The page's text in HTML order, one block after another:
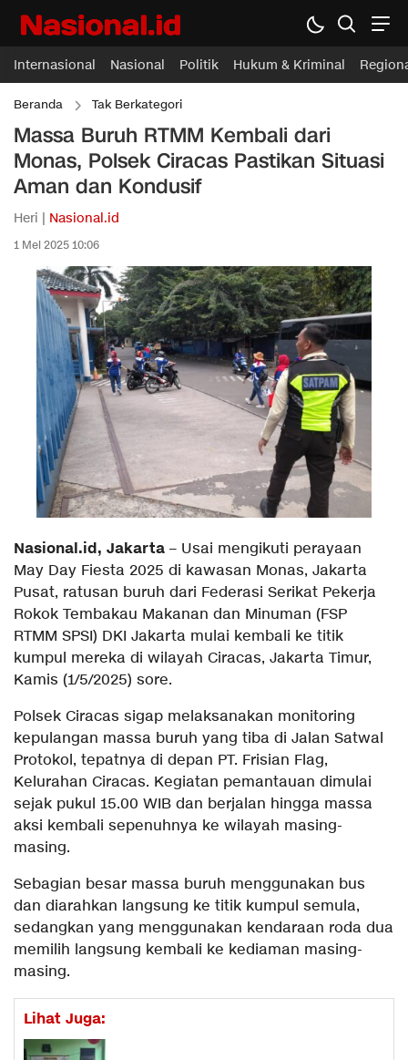
Internasional Nasional Politik Hukum & Kriminal
Beranda Tak Berkategori
Massa Buruh RTMM Kembali dari
Monas, Polsek Ciracas Pastikan Situasi
Aman dan Kondusif
Heri | Nasional.id
1 Mei 2025 10:06
Nasional.id, Jakarta – Usai mengikuti perayaan
May Day Fiesta 2025 di kawasan Monas, Jakarta
Pusat, ratusan buruh dari Federasi Serikat Pekerja
Rokok Tembakau Makanan dan Minuman (FSP
RTMM SPSI) DKI Jakarta mulai kembali ke titik
kumpul mereka di wilayah Ciracas, Jakarta Timur,
Kamis (1/5/2025) sore.
Polsek Ciracas sigap melaksanakan monitoring
kepulangan massa buruh yang tiba di Jalan Satwal
Protokol, tepatnya di depan PT. Frisian Flag,
Kelurahan Ciracas. Kegiatan pemantauan dimulai
sejak pukul 15.00 WIB dan berjalan hingga massa
aksi kembali sepenuhnya ke wilayah masing-
masing.
Sebagian besar massa buruh menggunakan bus
dan diarahkan langsung ke titik kumpul semula,
sedangkan yang menggunakan kendaraan roda dua
memilih langsung kembali ke kediaman masing-
masing.
Lihat Juga: